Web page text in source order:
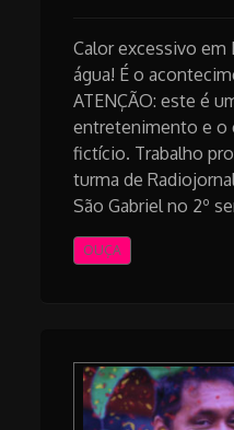
Calor excessivo em
água! É o
ATENÇÃO: este é
entretenimento e o
fictício. Trabalho
turma de
São Gabriel no 2º
OUÇA